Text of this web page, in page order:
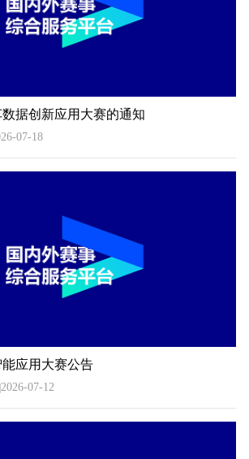
据创新应用大赛的通知
07-18
应用大赛公告
2026-07-12